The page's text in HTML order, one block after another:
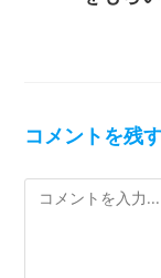
コメントを残